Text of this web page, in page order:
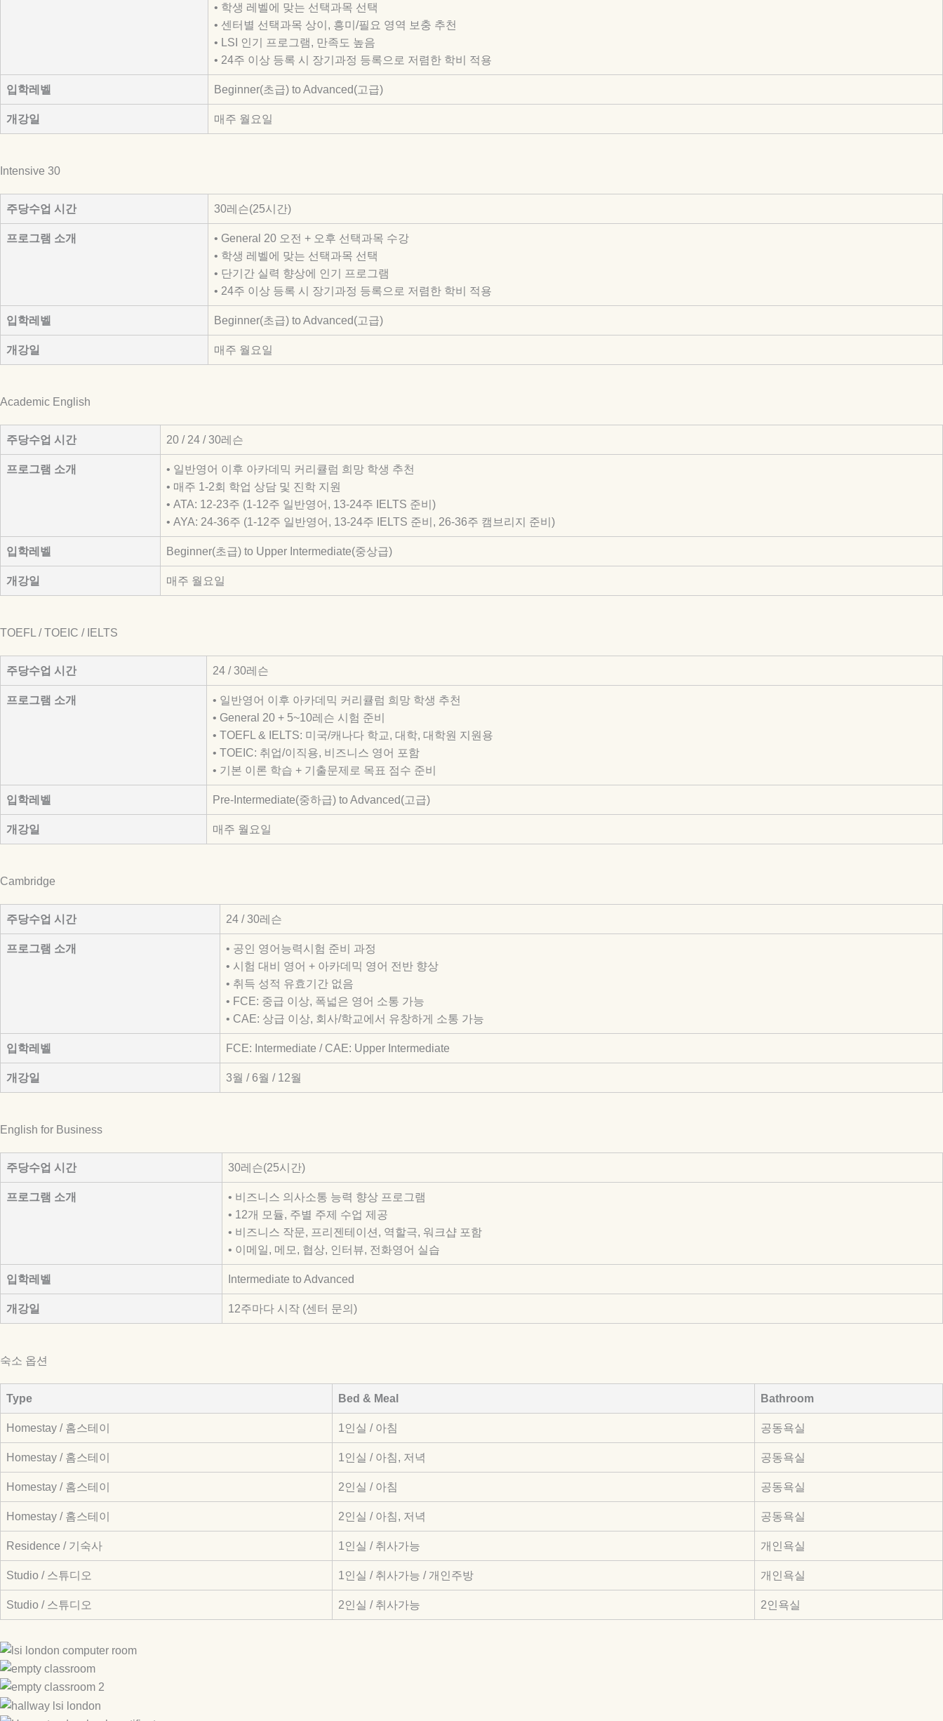
• 학생 레벨에 맞는 선택과목 선택
• 센터별 선택과목 상이, 흥미/필요 영역 보충 추천
• LSI 인기 프로그램, 만족도 높음
• 24주 이상 등록 시 장기과정 등록으로 저렴한 학비 적용
입학레벨 Beginner(초급) to Advanced(고급)
개강일 매주 월요일
Intensive 30
주당수업 시간 30레슨(25시간)
프로그램 소개
• General 20 오전 + 오후 선택과목 수강
• 학생 레벨에 맞는 선택과목 선택
• 단기간 실력 향상에 인기 프로그램
• 24주 이상 등록 시 장기과정 등록으로 저렴한 학비 적용
입학레벨 Beginner(초급) to Advanced(고급)
개강일 매주 월요일
Academic English
주당수업 시간 20 / 24 / 30레슨
프로그램 소개
• 일반영어 이후 아카데믹 커리큘럼 희망 학생 추천
• 매주 1-2회 학업 상담 및 진학 지원
• ATA: 12-23주 (1-12주 일반영어, 13-24주 IELTS 준비)
• AYA: 24-36주 (1-12주 일반영어, 13-24주 IELTS 준비, 26-36주 캠브리지 준비)
입학레벨 Beginner(초급) to Upper Intermediate(중상급)
개강일 매주 월요일
TOEFL / TOEIC / IELTS
주당수업 시간 24 / 30레슨
프로그램 소개
• 일반영어 이후 아카데믹 커리큘럼 희망 학생 추천
• General 20 + 5~10레슨 시험 준비
• TOEFL & IELTS: 미국/캐나다 학교, 대학, 대학원 지원용
• TOEIC: 취업/이직용, 비즈니스 영어 포함
• 기본 이론 학습 + 기출문제로 목표 점수 준비
입학레벨 Pre-Intermediate(중하급) to Advanced(고급)
개강일 매주 월요일
Cambridge
주당수업 시간 24 / 30레슨
프로그램 소개
• 공인 영어능력시험 준비 과정
• 시험 대비 영어 + 아카데믹 영어 전반 향상
• 취득 성적 유효기간 없음
• FCE: 중급 이상, 폭넓은 영어 소통 가능
• CAE: 상급 이상, 회사/학교에서 유창하게 소통 가능
입학레벨 FCE: Intermediate / CAE: Upper Intermediate
개강일 3월 / 6월 / 12월
English for Business
주당수업 시간 30레슨(25시간)
프로그램 소개
• 비즈니스 의사소통 능력 향상 프로그램
• 12개 모듈, 주별 주제 수업 제공
• 비즈니스 작문, 프리젠테이션, 역할극, 워크샵 포함
• 이메일, 메모, 협상, 인터뷰, 전화영어 실습
입학레벨 Intermediate to Advanced
개강일 12주마다 시작 (센터 문의)
숙소 옵션
Type Bed & Meal Bathroom
Homestay / 홈스테이 1인실 / 아침 공동욕실
Homestay / 홈스테이 1인실 / 아침, 저녁 공동욕실
Homestay / 홈스테이 2인실 / 아침 공동욕실
Homestay / 홈스테이 2인실 / 아침, 저녁 공동욕실
Residence / 기숙사 1인실 / 취사가능 개인욕실
Studio / 스튜디오 1인실 / 취사가능 / 개인주방 개인욕실
Studio / 스튜디오 2인실 / 취사가능 2인욕실